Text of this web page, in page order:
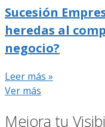
Sucesión
heredas al
negocio?
Leer más »
Ver más
Mejora tu